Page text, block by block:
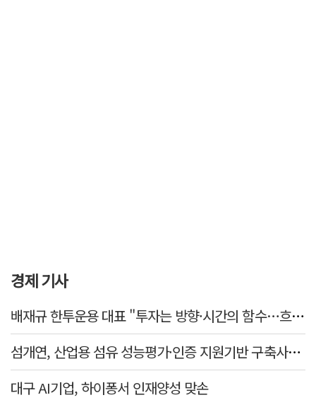
경제 기사
배재규 한투운용 대표 "투자는 방향·시간의 함수…흐름 따라 장기투자해야"
섬개연, 산업용 섬유 성능평가·인증 지원기반 구축사업 참여
대구 AI기업, 하이퐁서 인재양성 맞손